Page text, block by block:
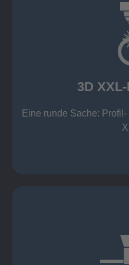
3D
Eine runde Sache:
3D XXL-Rohrlaser
Rechteckprofile bis
Wandstärken:
Nichtrostende
Aluminium 10